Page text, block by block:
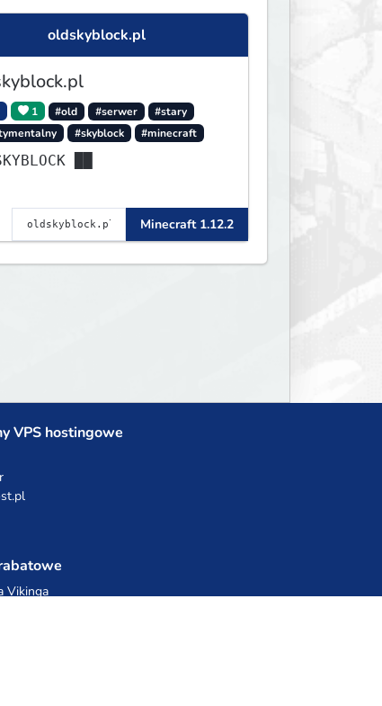
oldskyblock.pl
1 #old #serwer
#stary
#skyblock #minecraft
██
Minecraft 1.12.2
VPS hostingowe
Vikinga